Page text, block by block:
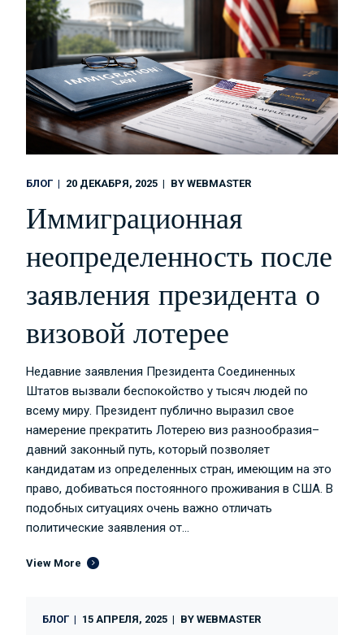
БЛОГ 20 ДЕКАБРЯ, 2025 BYWEBMASTER
Иммиграционная
неопределенность после
заявления президента о
визовой лотерее
Недавние заявления Президента Соединенных
Штатов вызвали беспокойство у тысяч людей по
всему миру. Президент публично выразил свое
намерение прекратить Лотерею виз разнообразия–
давний законный путь, который позволяет
кандидатам из определенных стран, имеющим на это
право, добиваться постоянного проживания в США. В
подобных ситуациях очень важно отличать
политические заявления от...
View More
БЛОГ 15 АПРЕЛЯ, 2025 BYWEBMASTER